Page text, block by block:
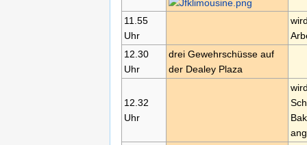
11.55
Uhr
12.30
Uhr
drei Gewehrschüsse auf
der Dealey Plaza
12.32
Uhr